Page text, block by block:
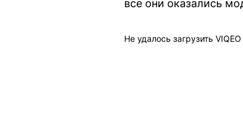
все они оказались
Не удалось загрузить VIQEO